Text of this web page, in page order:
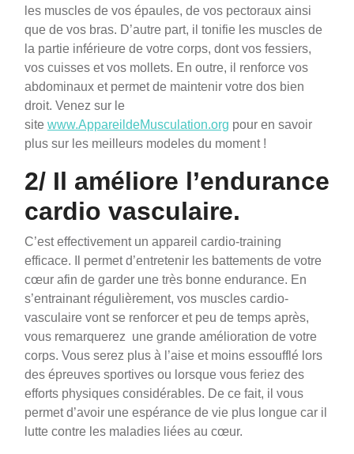
les muscles de vos épaules, de vos pectoraux ainsi
que de vos bras. D’autre part, il tonifie les muscles de
la partie inférieure de votre corps, dont vos fessiers,
vos cuisses et vos mollets. En outre, il renforce vos
abdominaux et permet de maintenir votre dos bien
droit. Venez sur le
site www.AppareildeMusculation.org pour en savoir
plus sur les meilleurs modeles du moment !
2/ Il améliore l’endurance
cardio vasculaire.
C’est effectivement un appareil cardio-training
efficace. Il permet d’entretenir les battements de votre
cœur afin de garder une très bonne endurance. En
s’entrainant régulièrement, vos muscles cardio-
vasculaire vont se renforcer et peu de temps après,
vous remarquerez une grande amélioration de votre
corps. Vous serez plus à l’aise et moins essoufflé lors
des épreuves sportives ou lorsque vous feriez des
efforts physiques considérables. De ce fait, il vous
permet d’avoir une espérance de vie plus longue car il
lutte contre les maladies liées au cœur.